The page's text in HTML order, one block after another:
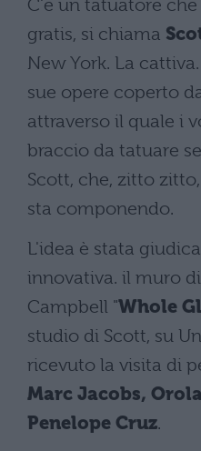
C'è un tatuatore
gratis, si chiama
New York. La
sue opere coperto
attraverso il quale i
braccio da tatuare
Scott, che, zitto
sta componendo.
L'idea è stata
innovativa. il muro
Campbell "Whole
studio di Scott, su
ricevuto la visita di
Marc Jacobs,
Penelope Cruz.